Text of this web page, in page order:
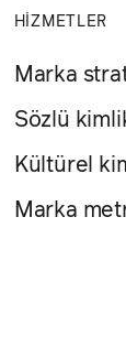
HİZMETLER
Marka
Sözlü
Kültürel
Marka